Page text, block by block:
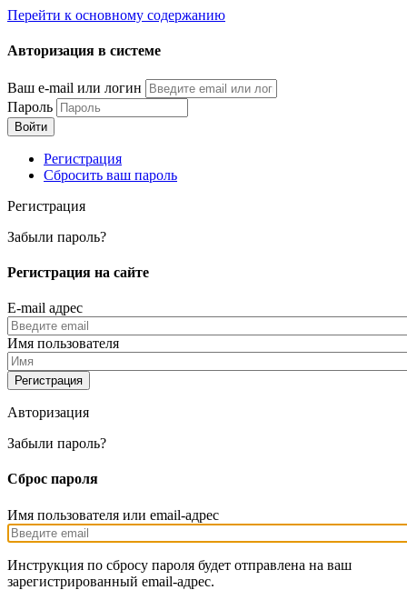
Перейти к основному содержанию
Авторизация в системе
Ваш e-mail или логин
Пароль
Регистрация
Сбросить ваш пароль
Регистрация
Забыли пароль?
Регистрация на сайте
E-mail адрес
Имя пользователя
Авторизация
Забыли пароль?
Сброс пароля
Имя пользователя или email-адрес
Инструкция по сбросу пароля будет отправлена на ваш
зарегистрированный email-адрес.